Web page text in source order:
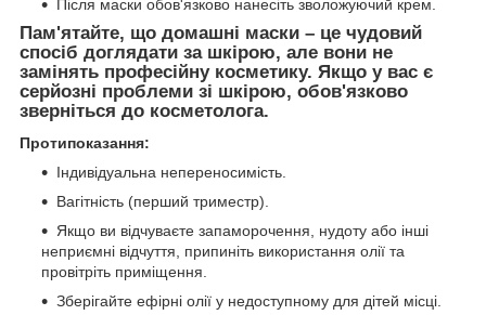
Після маски обов'язково нанесіть зволожуючий крем.
Пам'ятайте, що домашні маски – це чудовий
спосіб доглядати за шкірою, але вони не
замінять професійну косметику. Якщо у вас є
серйозні проблеми зі шкірою, обов'язково
зверніться до косметолога.
Протипоказання:
Індивідуальна непереносимість.
Вагітність (перший триместр).
Якщо ви відчуваєте запаморочення, нудоту або інші
неприємні відчуття, припиніть використання олії та
провітріть приміщення.
Зберігайте ефірні олії у недоступному для дітей місці.